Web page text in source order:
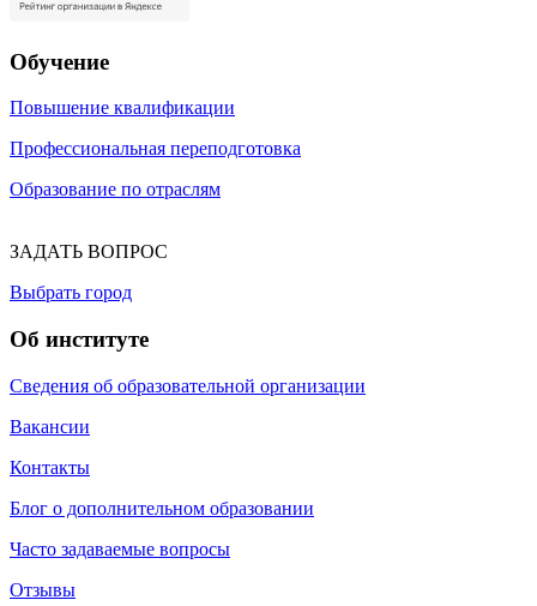
Обучение
Повышение квалификации
Профессиональная переподготовка
Образование по отраслям
ЗАДАТЬ ВОПРОС
Выбрать город
Об институте
Сведения об образовательной организации
Вакансии
Контакты
Блог о дополнительном образовании
Часто задаваемые вопросы
Отзывы